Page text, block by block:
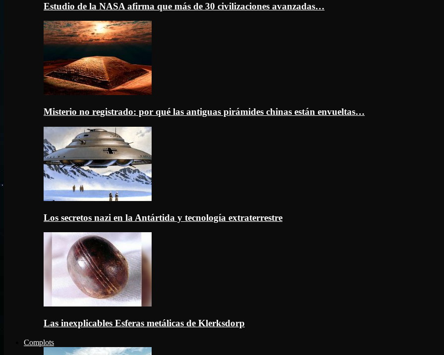
Estudio de la NASA afirma que más de 30 civilizaciones avanzadas…
Misterio no registrado: por qué las antiguas pirámides chinas están envueltas…
Los secretos nazi en la Antártida y tecnología extraterrestre
Las inexplicables Esferas metálicas de Klerksdorp
Complots